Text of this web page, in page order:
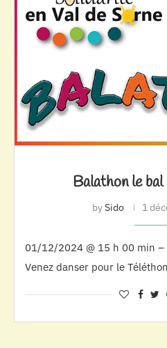
Balathon le
bySido 1
01/12/2024 @ 15 h 00 min
Venez danser pour le Téléthon